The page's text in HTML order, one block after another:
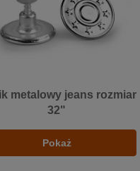
metalowy jeans rozmiar
32"
Pokaż